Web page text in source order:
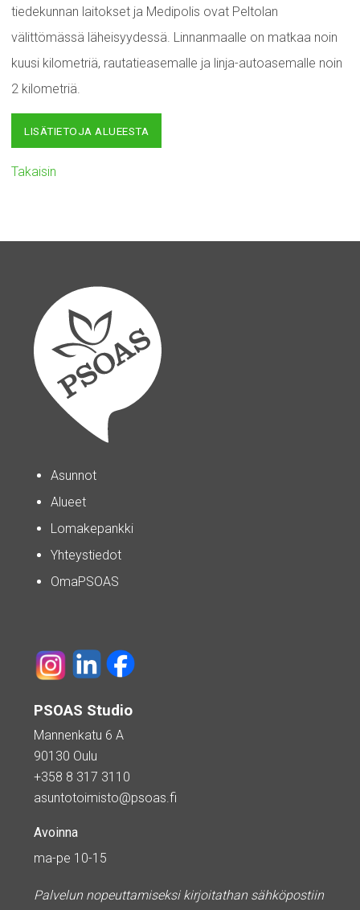
tiedekunnan laitokset ja Medipolis ovat Peltolan
välittömässä läheisyydessä. Linnanmaalle on matkaa noin
kuusi kilometriä, rautatieasemalle ja linja-autoasemalle noin
2 kilometriä.
LISÄTIETOJA ALUEESTA
Takaisin
Asunnot
Alueet
Lomakepankki
Yhteystiedot
OmaPSOAS
PSOAS Studio
Mannenkatu 6 A
90130 Oulu
+358 8 317 3110
asuntotoimisto@psoas.fi
Avoinna
ma-pe 10-15
Palvelun nopeuttamiseksi kirjoitathan sähköpostiin